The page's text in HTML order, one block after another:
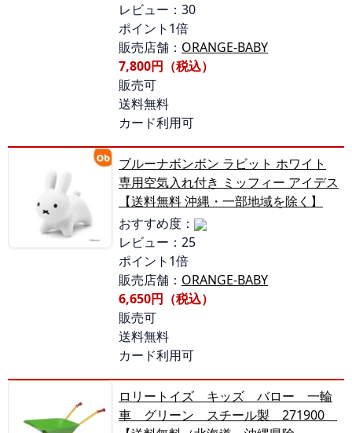
レビュー：30
ポイント1倍
販売店舗： ORANGE-BABY
7,800円（税込）
販売可
送料無料
カード利用可
ブルーナボンボン ラビット ホワイト
専用空気入れ付き ミッフィー アイデス
【送料無料 沖縄・一部地域を除く】
おすすめ度：
レビュー：25
ポイント1倍
販売店舗： ORANGE-BABY
6,650円（税込）
販売可
送料無料
カード利用可
ロリートイズ キッズ バロー 一輪
車 グリーン スチール製 271900